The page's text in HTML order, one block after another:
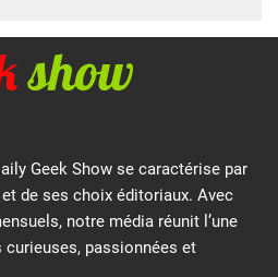
Geek Show se caractérise par
de ses choix éditoriaux. Avec
notre média réunit l’une
passionnées et